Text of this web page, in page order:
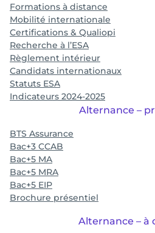
Formations à distance
Mobilité internationale
Certifications & Qualiopi
Recherche à l’ESA
Règlement intérieur
Candidats internationaux
Statuts ESA
Indicateurs 2024-2025
Alternance –
BTS Assurance
Bac+3 CCAB
Bac+5 MA
Bac+5 MRA
Bac+5 EIP
Brochure présentiel
Alternance – à